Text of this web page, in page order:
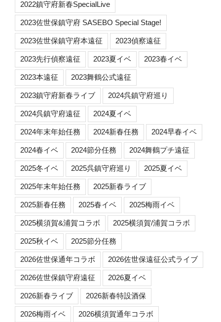
2022鎮守府新春SpecialLive
2023佐世保鎮守府 SASEBO Special Stage!
2023佐世保鎮守府本遠征 2023偵察遠征
2023先行偵察遠征 2023夏イベ 2023春イベ
2023本遠征 2023舞鶴公式遠征
2023鎮守府新春ライブ 2024呉鎮守府巡り
2024呉鎮守府遠征 2024夏イベ
2024年末年始任務 2024新春任務 2024早春イベ
2024春イベ 2024節分任務 2024舞鶴プチ遠征
2025冬イベ 2025呉鎮守府巡り 2025夏イベ
2025年末年始任務 2025新春ライブ
2025新春任務 2025春イベ 2025梅雨イベ
2025横須賀&浦賀コラボ 2025横須賀/浦賀コラボ
2025秋イベ 2025節分任務
2026佐世保通年コラボ 2026佐世保遠征公式ライブ
2026佐世保鎮守府遠征 2026夏イベ
2026新春ライブ 2026新春特設酒保
2026梅雨イベ 2026横須賀通年コラボ